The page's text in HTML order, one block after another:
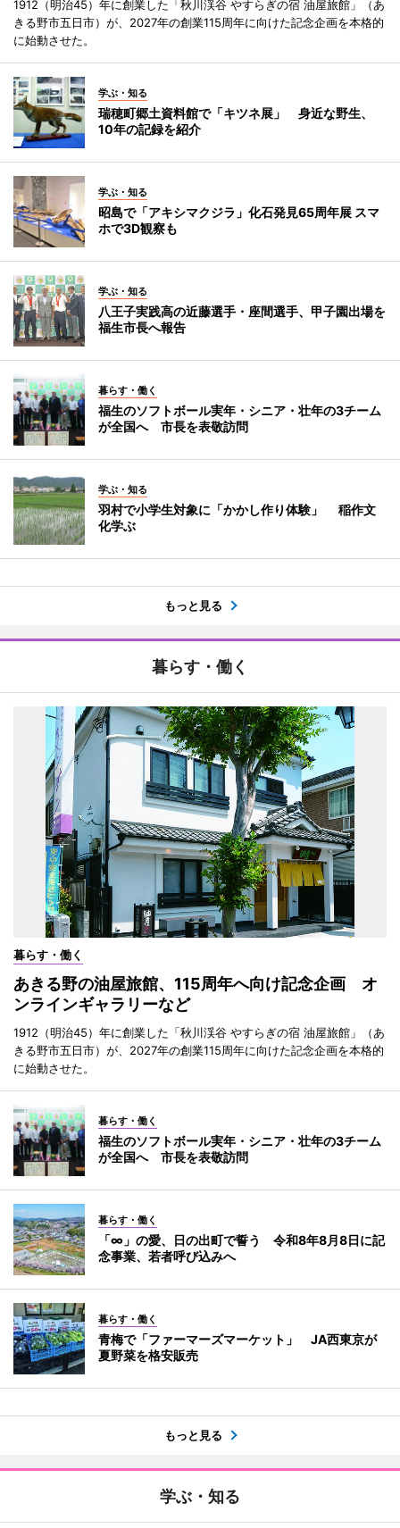
1912（明治45）年に創業した「秋川渓谷 やすらぎの宿 油屋旅館」（あ
きる野市五日市）が、2027年の創業115周年に向けた記念企画を本格的
に始動させた。
学ぶ・知る
瑞穂町郷土資料館で「キツネ展」 身近な野生、
10年の記録を紹介
学ぶ・知る
昭島で「アキシマクジラ」化石発見65周年展 スマ
ホで3D観察も
学ぶ・知る
八王子実践高の近藤選手・座間選手、甲子園出場を
福生市長へ報告
暮らす・働く
福生のソフトボール実年・シニア・壮年の3チーム
が全国へ 市長を表敬訪問
学ぶ・知る
羽村で小学生対象に「かかし作り体験」 稲作文
化学ぶ
もっと見る
暮らす・働く
暮らす・働く
あきる野の油屋旅館、115周年へ向け記念企画 オ
ンラインギャラリーなど
1912（明治45）年に創業した「秋川渓谷 やすらぎの宿 油屋旅館」（あ
きる野市五日市）が、2027年の創業115周年に向けた記念企画を本格的
に始動させた。
暮らす・働く
福生のソフトボール実年・シニア・壮年の3チーム
が全国へ 市長を表敬訪問
暮らす・働く
「∞」の愛、日の出町で誓う 令和8年8月8日に記
念事業、若者呼び込みへ
暮らす・働く
青梅で「ファーマーズマーケット」 JA西東京が
夏野菜を格安販売
もっと見る
学ぶ・知る